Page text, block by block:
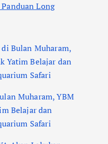
Long
di Bulan Muharam,
Yatim Belajar dan
Safari
Muharam, YBM
Belajar dan
Safari